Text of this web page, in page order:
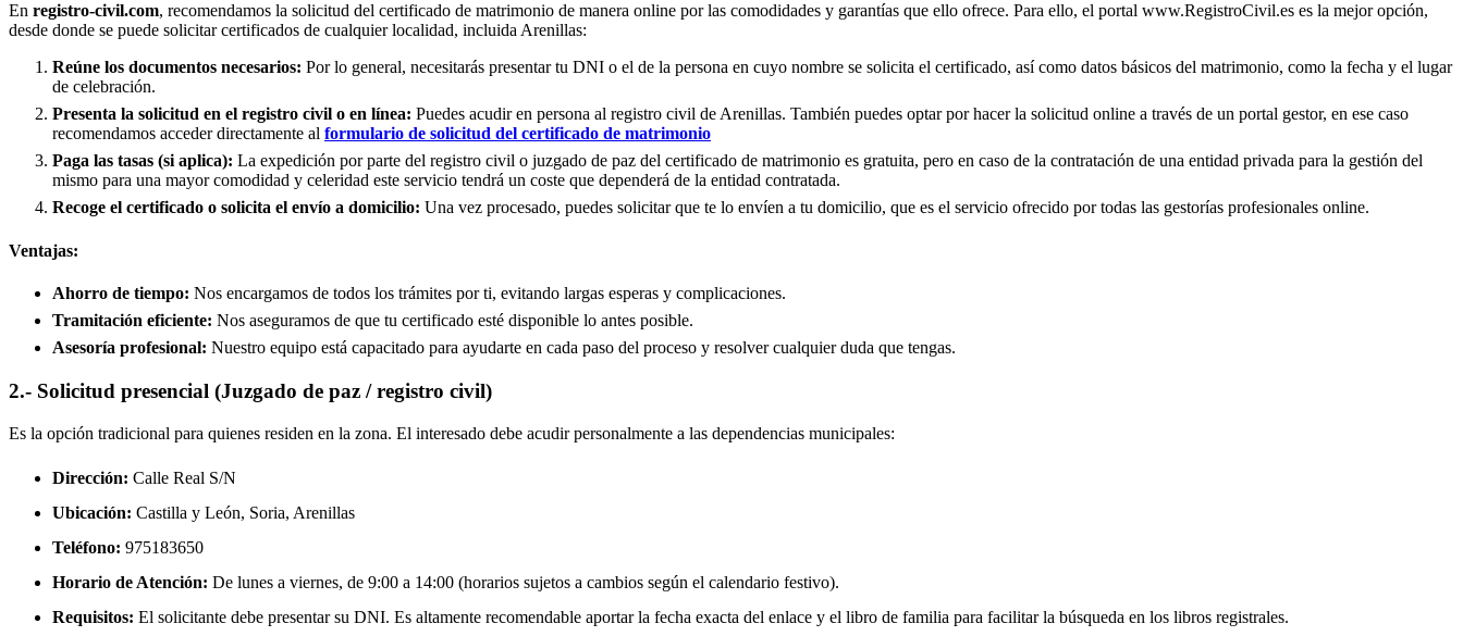
En registro-civil.com, recomendamos la solicitud del certificado de matrimonio de manera online por las comodidades y garantías que ello ofrece. Para ello, el portal www.RegistroCivil.es es la mejor opción,
desde donde se puede solicitar certificados de cualquier localidad, incluida Arenillas:
Reúne los documentos necesarios: Por lo general, necesitarás presentar tu DNI o el de la persona en cuyo nombre se solicita el certificado, así como datos básicos del matrimonio, como la fecha y el lugar
de celebración.
Presenta la solicitud en el registro civil o en línea: Puedes acudir en persona al registro civil de Arenillas. También puedes optar por hacer la solicitud online a través de un portal gestor, en ese caso
recomendamos acceder directamente al formulario de solicitud del certificado de matrimonio
Paga las tasas (si aplica): La expedición por parte del registro civil o juzgado de paz del certificado de matrimonio es gratuita, pero en caso de la contratación de una entidad privada para la gestión del
mismo para una mayor comodidad y celeridad este servicio tendrá un coste que dependerá de la entidad contratada.
Recoge el certificado o solicita el envío a domicilio: Una vez procesado, puedes solicitar que te lo envíen a tu domicilio, que es el servicio ofrecido por todas las gestorías profesionales online.
Ventajas:
Ahorro de tiempo: Nos encargamos de todos los trámites por ti, evitando largas esperas y complicaciones.
Tramitación eficiente: Nos aseguramos de que tu certificado esté disponible lo antes posible.
Asesoría profesional: Nuestro equipo está capacitado para ayudarte en cada paso del proceso y resolver cualquier duda que tengas.
2.- Solicitud presencial (Juzgado de paz / registro civil)
Es la opción tradicional para quienes residen en la zona. El interesado debe acudir personalmente a las dependencias municipales:
Dirección: Calle Real S/N
Ubicación: Castilla y León, Soria, Arenillas
Teléfono: 975183650
Horario de Atención: De lunes a viernes, de 9:00 a 14:00 (horarios sujetos a cambios según el calendario festivo).
Requisitos: El solicitante debe presentar su DNI. Es altamente recomendable aportar la fecha exacta del enlace y el libro de familia para facilitar la búsqueda en los libros registrales.